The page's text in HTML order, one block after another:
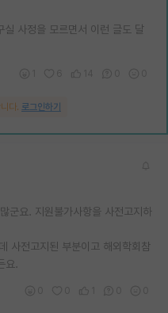
실 사정을 모르면서 이런 글도 달
다. 로그인하기
군요. 지원불가사항을 사전고지하
사전고지된 부분이고 해외학회참
.